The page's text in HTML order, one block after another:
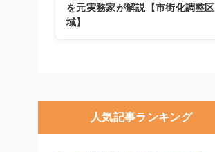
を元実務家が解説【市街化調整区
域】
人気記事ランキング